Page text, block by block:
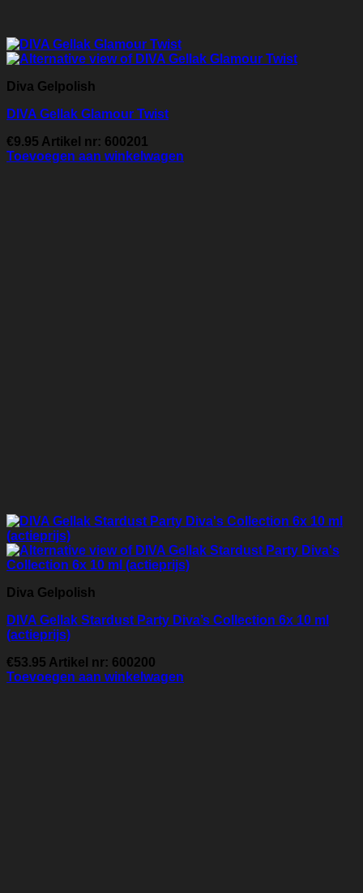
Diva Gelpolish
DIVA Gellak Glamour Twist
€9.95 Artikel nr: 600201
Toevoegen aan winkelwagen
Diva Gelpolish
DIVA Gellak Stardust Party Diva’s Collection 6x 10 ml
(actieprijs)
€53.95 Artikel nr: 600200
Toevoegen aan winkelwagen